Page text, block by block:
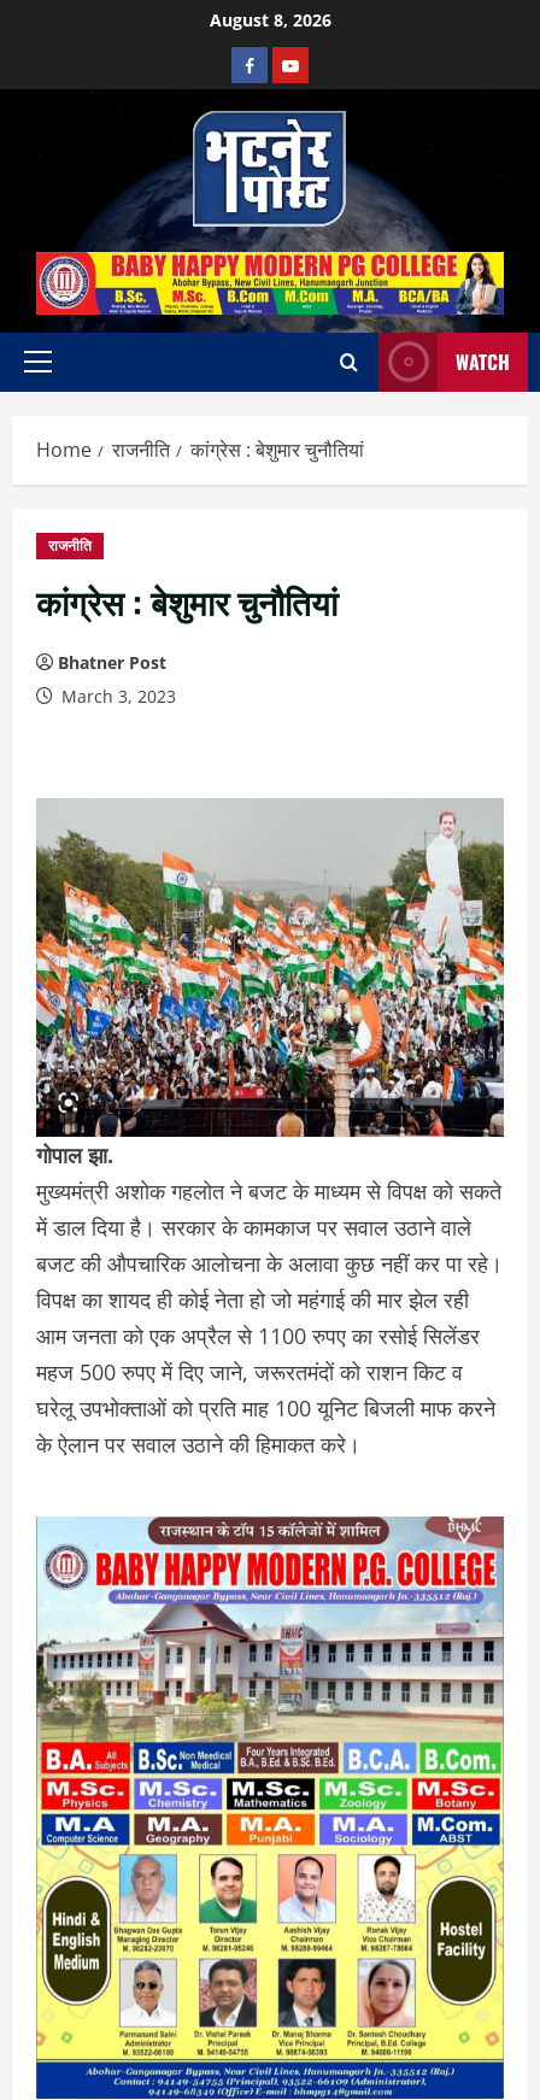
August 8, 2026
Facebook
Youtube
Primary
WATCH
Home राजनीति कांग्रेस : बेशुमार चुनौतियां
राजनीति
कांग्रेस : बेशुमार चुनौतियां
Bhatner Post
March 3, 2023
गोपाल झा.
मुख्यमंत्री अशोक गहलोत ने बजट के माध्यम से विपक्ष को सकते
में डाल दिया है। सरकार के कामकाज पर सवाल उठाने वाले
बजट की औपचारिक आलोचना के अलावा कुछ नहीं कर पा रहे।
विपक्ष का शायद ही कोई नेता हो जो महंगाई की मार झेल रही
आम जनता को एक अप्रैल से 1100 रुपए का रसोई सिलेंडर
महज 500 रुपए में दिए जाने, जरूरतमंदों को राशन किट व
घरेलू उपभोक्ताओं को प्रति माह 100 यूनिट बिजली माफ करने
के ऐलान पर सवाल उठाने की हिमाकत करे।